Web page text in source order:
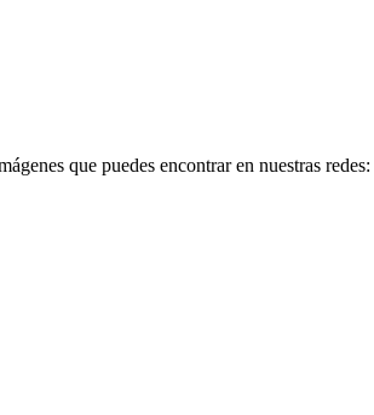
que puedes encontrar en nuestras redes: